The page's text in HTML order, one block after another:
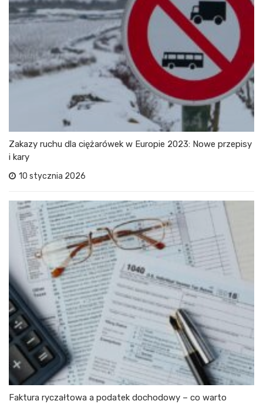
Zakazy ruchu dla ciężarówek w Europie 2023: Nowe przepisy
i kary
10 stycznia 2026
Faktura ryczałtowa a podatek dochodowy – co warto